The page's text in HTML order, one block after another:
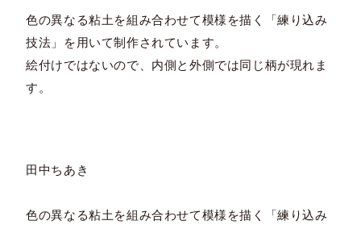
色の異なる粘土を組み合わせて模様を描く「練り込み
技法」を用いて制作されています。
絵付けではないので、内側と外側では同じ柄が現れま
す。
田中ちあき
色の異なる粘土を組み合わせて模様を描く「練り込み